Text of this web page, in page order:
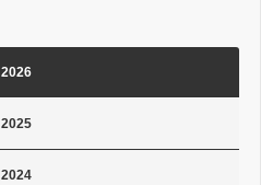
2026
2025
2024